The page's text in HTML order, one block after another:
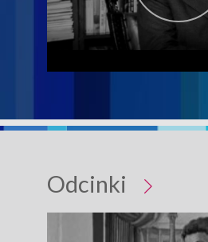
Odcinki